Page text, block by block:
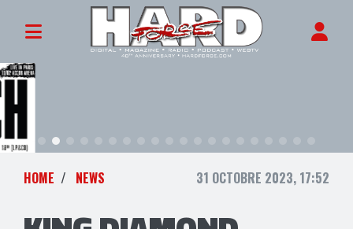
HOME NEWS 31 OCTOBRE 2023, 17:52